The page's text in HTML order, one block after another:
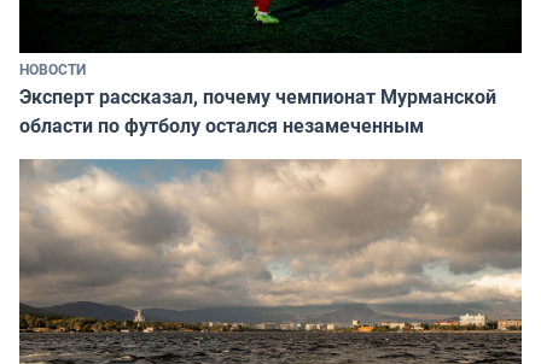
НОВОСТИ
Эксперт рассказал, почему чемпионат Мурманской
области по футболу остался незамеченным